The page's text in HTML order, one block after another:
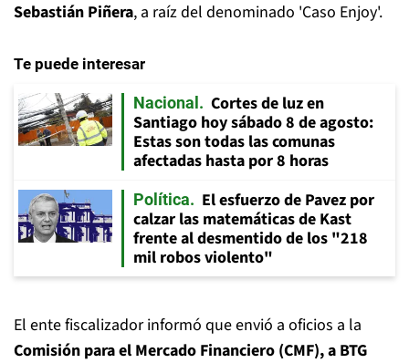
Sebastián Piñera, a raíz del denominado 'Caso Enjoy'.
Te puede interesar
Nacional
Cortes de luz en
Santiago hoy sábado 8 de agosto:
Estas son todas las comunas
afectadas hasta por 8 horas
Política
El esfuerzo de Pavez por
calzar las matemáticas de Kast
frente al desmentido de los "218
mil robos violento"
El ente fiscalizador informó que envió a oficios a la
Comisión para el Mercado Financiero (CMF), a BTG